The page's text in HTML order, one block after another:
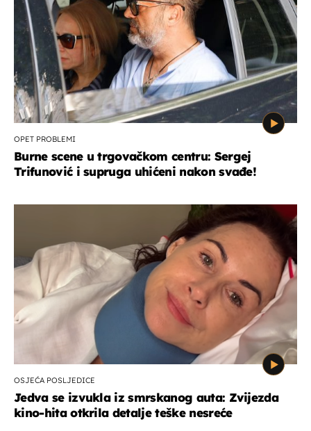
OPET PROBLEMI
Burne scene u trgovačkom centru: Sergej
Trifunović i supruga uhićeni nakon svađe!
OSJEĆA POSLJEDICE
Jedva se izvukla iz smrskanog auta: Zvijezda
kino-hita otkrila detalje teške nesreće